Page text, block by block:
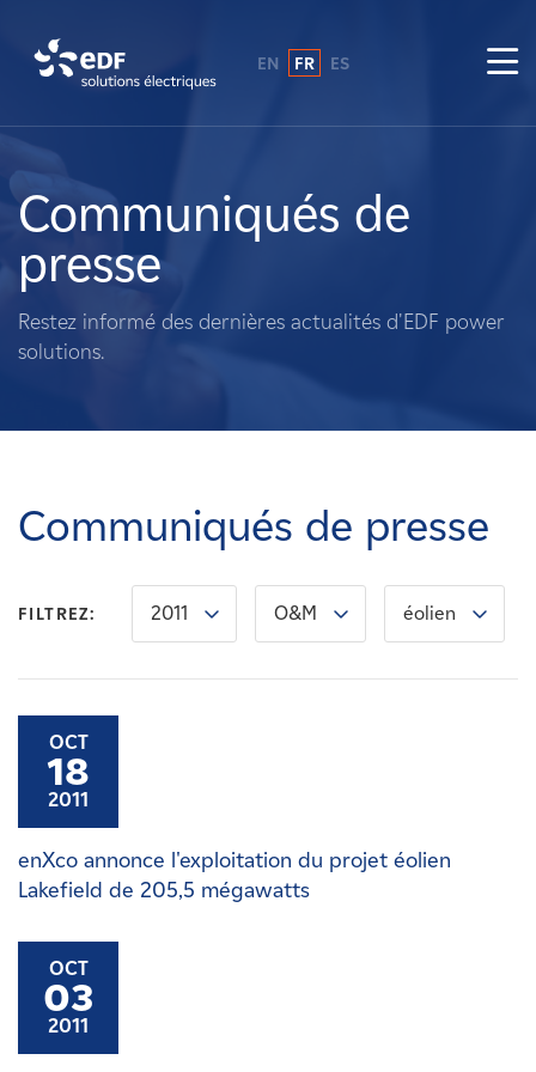
A propos de nous
Ce que nous faisons
Propriétaires fonciers
Carrières
Nouvelles
Affiliés
EN FR ES
Communiqués de
presse
Restez informé des dernières actualités d'EDF power
solutions.
Communiqués de presse
FILTREZ: 2011 O&M éolien
OCT
18
2011
enXco annonce l'exploitation du projet éolien
Lakefield de 205,5 mégawatts
OCT
03
2011